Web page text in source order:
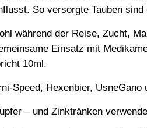
So versorgte Tauben sind
während der Reise, Zucht,
Einsatz mit
10ml.
Speed, Hexenbier, UsneGano
– und Zinktränken